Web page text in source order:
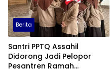
Berita
Santri PPTQ Assahil
Didorong Jadi Pelopor
Pesantren Ramah